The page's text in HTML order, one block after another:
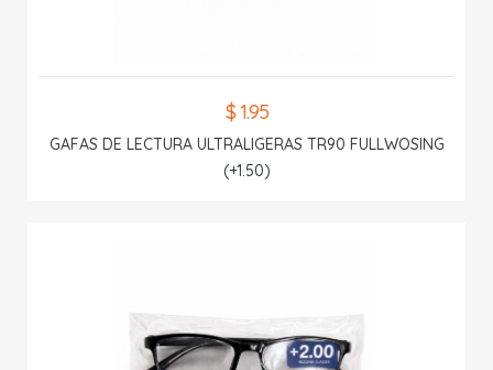
$ 1.95
GAFAS DE LECTURA ULTRALIGERAS TR90 FULLWOSING
(+1.50)